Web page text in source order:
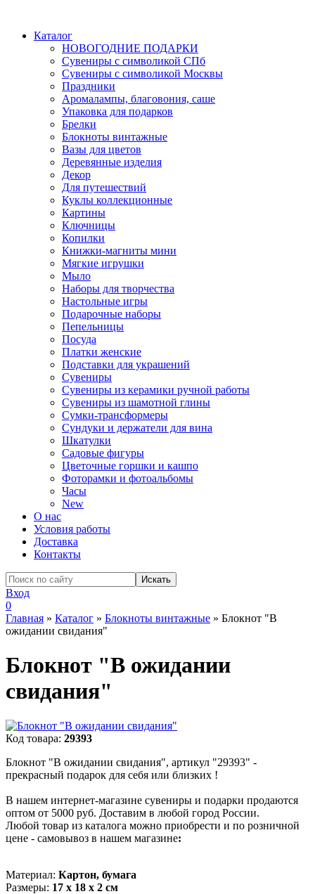
Каталог
НОВОГОДНИЕ ПОДАРКИ
Сувениры с символикой СПб
Сувениры с символикой Москвы
Праздники
Аромалампы, благовония, саше
Упаковка для подарков
Брелки
Блокноты винтажные
Вазы для цветов
Деревянные изделия
Декор
Для путешествий
Куклы коллекционные
Картины
Ключницы
Копилки
Книжки-магниты мини
Мягкие игрушки
Мыло
Наборы для творчества
Настольные игры
Подарочные наборы
Пепельницы
Посуда
Платки женские
Подставки для украшений
Сувениры
Сувениры из керамики ручной работы
Сувениры из шамотной глины
Сумки-трансформеры
Сундуки и держатели для вина
Шкатулки
Садовые фигуры
Цветочные горшки и кашпо
Фоторамки и фотоальбомы
Часы
New
О нас
Условия работы
Доставка
Контакты
Вход
0
Главная » Каталог » Блокноты винтажные » Блокнот "В
ожидании свидания"
Блокнот "В ожидании
свидания"
Код товара: 29393
Блокнот "В ожидании свидания", артикул "29393" -
прекрасный подарок для себя или близких !
В нашем интернет-магазине сувениры и подарки продаются
оптом от 5000 руб. Доставим в любой город России.
Любой товар из каталога можно приобрести и по розничной
цене - самовывоз в нашем магазине:
Материал: Картон, бумага
Размеры: 17 х 18 х 2 см